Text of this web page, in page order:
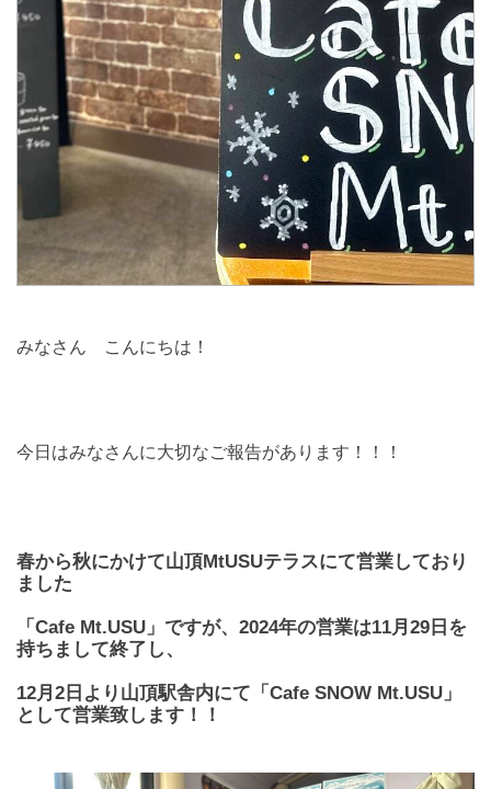
みなさん こんにちは！
今日はみなさんに大切なご報告があります！！！
春から秋にかけて山頂MtUSUテラスにて営業しており
ました
「Cafe Mt.USU」ですが、2024年の営業は11月29日を
持ちまして終了し、
12月2日より山頂駅舎内にて「Cafe SNOW Mt.USU」
として営業致します！！